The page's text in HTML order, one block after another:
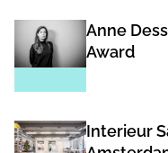
Anne
Award
Interieur